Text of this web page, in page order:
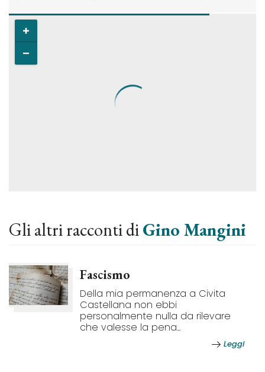
Gli altri racconti diGino Mangini
Fascismo
Della mia permanenza a Civita
Castellana non ebbi
personalmente nulla da rilevare
che valesse la pena...
Leggi